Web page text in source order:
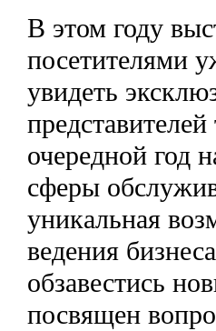
В этом году
посетителями
увидеть
очередной год
сферы
уникальная
ведения
обзавестись
посвящен